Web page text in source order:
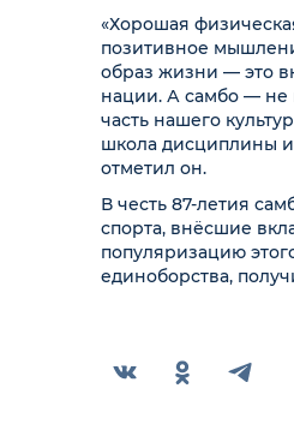
«Хорошая
позитивное
образ жизни — это
нации. А самбо — не
часть нашего
школа дисциплины
отметил он.
В честь 87-летия
спорта, внёсшие
популяризацию
единоборства,